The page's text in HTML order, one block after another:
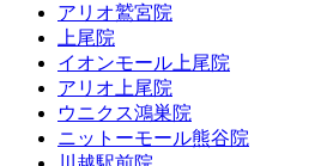
アリオ鷲宮院
上尾院
イオンモール上尾院
アリオ上尾院
ウニクス鴻巣院
ニットーモール熊谷院